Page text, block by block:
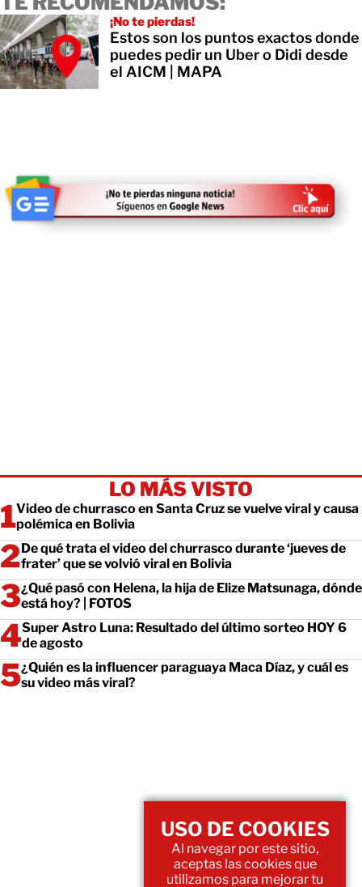
¡No te pierdas!
Estos son los puntos exactos donde
puedes pedir un Uber o Didi desde
el AICM | MAPA
LO MÁS VISTO
Video de churrasco en Santa Cruz se vuelve viral y causa
polémica en Bolivia
De qué trata el video del churrasco durante ‘jueves de
frater’ que se volvió viral en Bolivia
¿Qué pasó con Helena, la hija de Elize Matsunaga, dónde
está hoy? | FOTOS
Super Astro Luna: Resultado del último sorteo HOY 6
de agosto
¿Quién es la influencer paraguaya Maca Díaz, y cuál es
su video más viral?
USO DE COOKIES
Al navegar por este sitio,
aceptas las cookies que
utilizamos para mejorar tu